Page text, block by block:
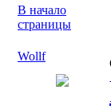
В начало
страницы
Wollf